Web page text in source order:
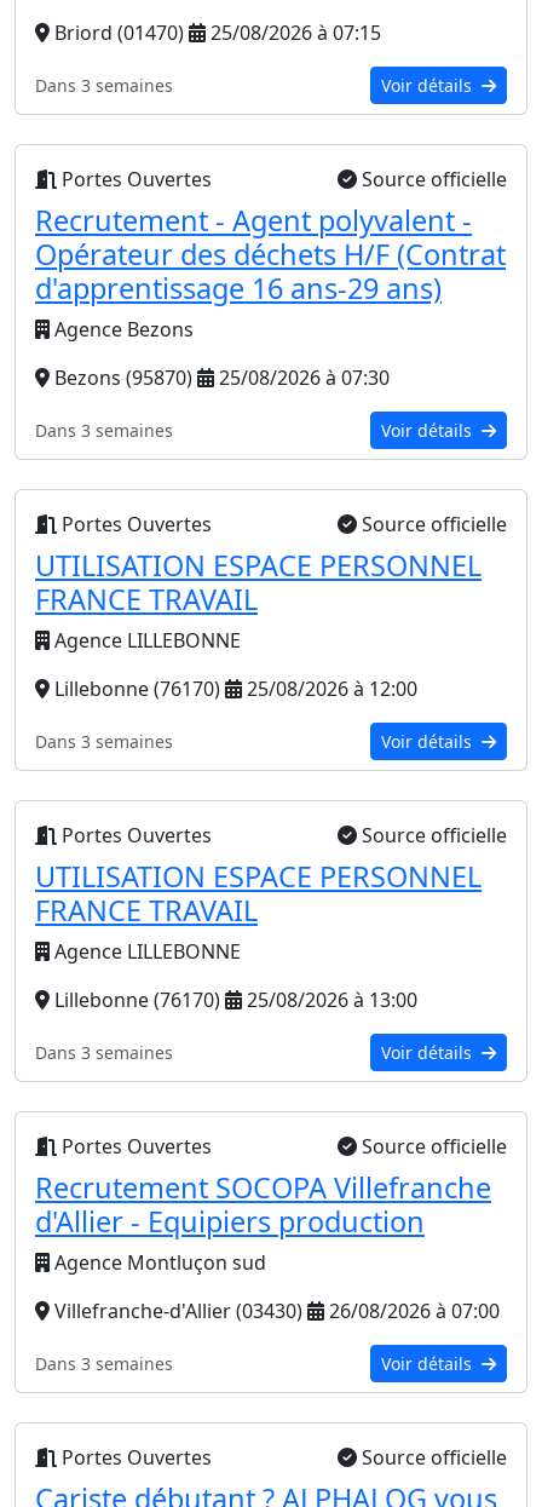
Briord (01470)
25/08/2026 à 07:15
Dans 3 semaines Voir détails
Portes Ouvertes Source officielle
Recrutement - Agent polyvalent -
Opérateur des déchets H/F (Contrat
d'apprentissage 16 ans-29 ans)
Agence Bezons
Bezons (95870)
25/08/2026 à 07:30
Dans 3 semaines Voir détails
Portes Ouvertes Source officielle
UTILISATION ESPACE PERSONNEL
FRANCE TRAVAIL
Agence LILLEBONNE
Lillebonne (76170)
25/08/2026 à 12:00
Dans 3 semaines Voir détails
Portes Ouvertes Source officielle
UTILISATION ESPACE PERSONNEL
FRANCE TRAVAIL
Agence LILLEBONNE
Lillebonne (76170)
25/08/2026 à 13:00
Dans 3 semaines Voir détails
Portes Ouvertes Source officielle
Recrutement SOCOPA Villefranche
d'Allier - Equipiers production
Agence Montluçon sud
Villefranche-d'Allier (03430)
26/08/2026 à 07:00
Dans 3 semaines Voir détails
Portes Ouvertes Source officielle
Cariste débutant ? ALPHALOG vous